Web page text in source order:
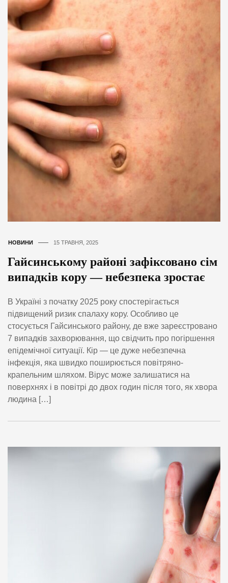
НОВИНИ 15 ТРАВНЯ, 2025
Гайсинському районі зафіксовано сім
випадків кору — небезпека зростає
В Україні з початку 2025 року спостерігається
підвищений ризик спалаху кору. Особливо це
стосується Гайсинського району, де вже зареєстровано
7 випадків захворювання, що свідчить про погіршення
епідемічної ситуації. Кір — це дуже небезпечна
інфекція, яка швидко поширюється повітряно-
крапельним шляхом. Вірус може залишатися на
поверхнях і в повітрі до двох годин після того, як хвора
людина […]